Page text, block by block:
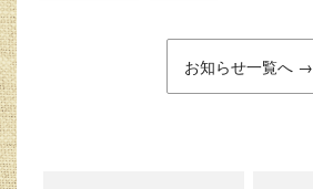
お知らせ一覧へ →